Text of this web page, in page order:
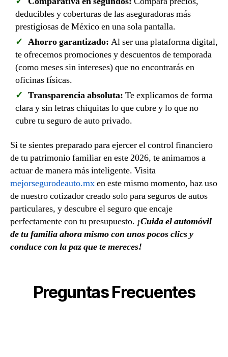
deducibles y coberturas de las aseguradoras más
prestigiosas de México en una sola pantalla.
Ahorro garantizado: Al ser una plataforma digital,
te ofrecemos promociones y descuentos de temporada
(como meses sin intereses) que no encontrarás en
oficinas físicas.
Transparencia absoluta: Te explicamos de forma
clara y sin letras chiquitas lo que cubre y lo que no
cubre tu seguro de auto privado.
Si te sientes preparado para ejercer el control financiero
de tu patrimonio familiar en este 2026, te animamos a
actuar de manera más inteligente. Visita
mejorsegurodeauto.mxen este mismo momento, haz uso
de nuestro cotizador creado solo para seguros de autos
particulares, y descubre el seguro que encaje
perfectamente con tu presupuesto. ¡Cuida el automóvil
de tu familia ahora mismo con unos pocos clics y
conduce con la paz que te mereces!
Preguntas Frecuentes